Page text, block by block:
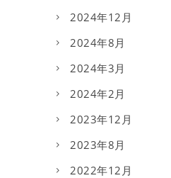
2024年12月
2024年8月
2024年3月
2024年2月
2023年12月
2023年8月
2022年12月